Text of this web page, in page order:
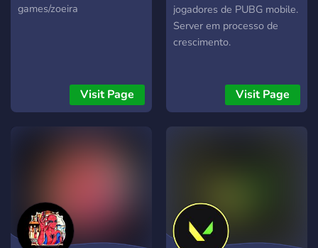
games/zoeira
Visit Page
jogadores de PUBG mobile.
Server em processo de
crescimento.
Visit Page